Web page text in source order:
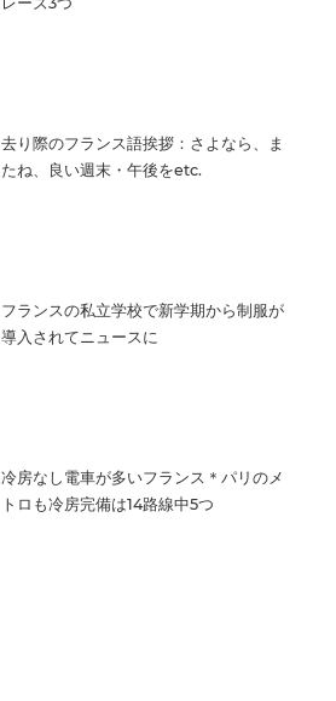
去り際のフランス語挨拶：さよなら、ま
たね、良い週末・午後をetc.
フランスの私立学校で新学期から制服が
導入されてニュースに
冷房なし電車が多いフランス＊パリのメ
トロも冷房完備は14路線中5つ